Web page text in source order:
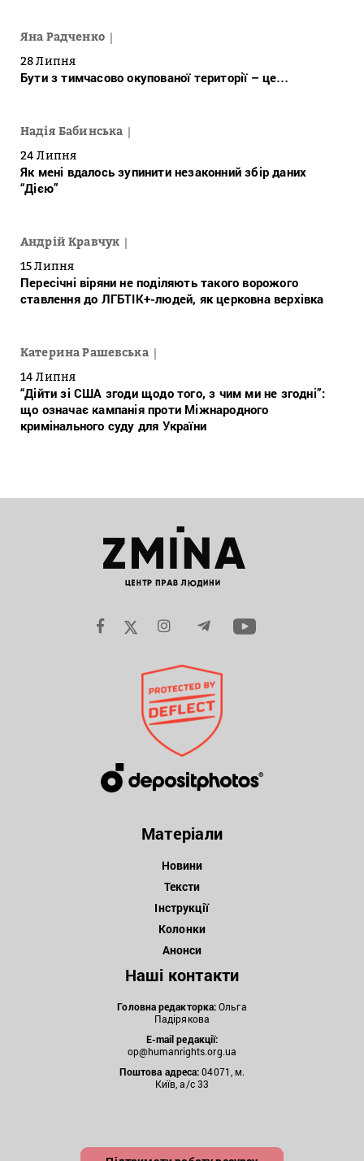
Яна Радченко
28 Липня
Бути з тимчасово окупованої території – це…
Надія Бабинська
24 Липня
Як мені вдалось зупинити незаконний збір даних
“Дією”
Андрій Кравчук
15 Липня
Пересічні віряни не поділяють такого ворожого
ставлення до ЛГБТІК+-людей, як церковна верхівка
Катерина Рашевська
14 Липня
“Дійти зі США згоди щодо того, з чим ми не згодні”:
що означає кампанія проти Міжнародного
кримінального суду для України
Матеріали
Новини
Тексти
Інструкції
Колонки
Анонси
Наші контакти
Головна редакторка:Ольга
Падірякова
E-mail редакції:
op@humanrights.org.ua
Поштова адреса:04071, м.
Київ, а/с 33